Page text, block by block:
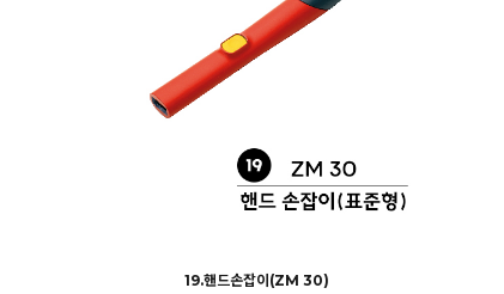
19.핸드손잡이(ZM 30)